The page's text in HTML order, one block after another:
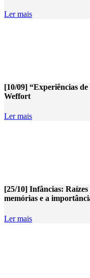
Ler mais
[10/09] “Experiências
Weffort
Ler mais
[25/10] Infâncias:
memórias e a
Ler mais